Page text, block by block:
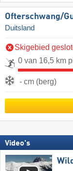
Ofterschwang/​
Duitsland
Skigebied
0 van 16,5 km
- cm (berg)
Video's